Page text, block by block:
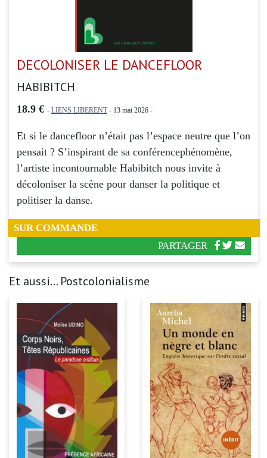
DECOLONISER LE DANCEFLOOR
HABIBITCH
18.9 € - LIENS LIBERENT- 13 mai 2026 -
Et si le dancefloor n’était pas l’espace neutre que l’on
pensait ? S’inspirant de sa conférencephénomène,
l’artiste incontournable Habibitch nous invite à
décoloniser la scène pour danser la politique et
politiser la danse.
SUR COMMANDE
PARTAGER
Et aussi... Postcolonialisme